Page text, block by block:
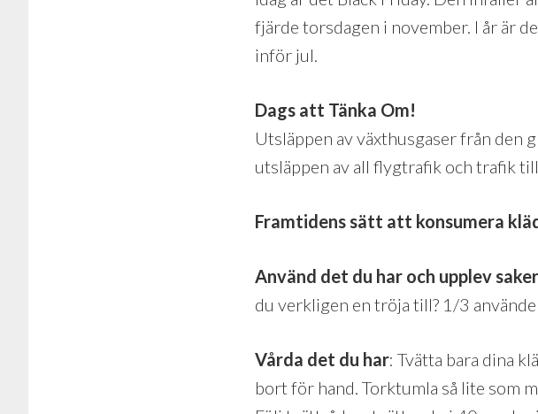
fjärde torsdagen i november. I år är
inför jul.
Dags att Tänka Om!
Utsläppen av växthusgaser från den
utsläppen av all flygtrafik och trafik
Framtidens sätt att konsumera
Använd det du har och upplev saker
du verkligen en tröja till? 1/3
Vårda det du har: Tvätta bara dina
bort för hand. Torktumla så lite som